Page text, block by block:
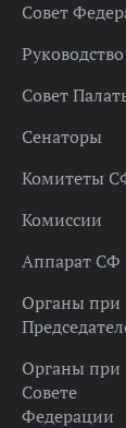
Совет
Руководство
Совет
Сенаторы
Комитеты
Комиссии
Аппарат СФ
Органы при
Органы при
Совете
Федерации